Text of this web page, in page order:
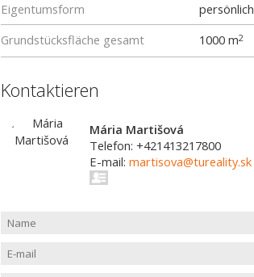
Eigentumsform
persönlich
Grundstücksfläche gesamt
1000 m2
Kontaktieren
Mária Martišová
Telefon: +421413217800
E-mail: martisova@tureality.sk